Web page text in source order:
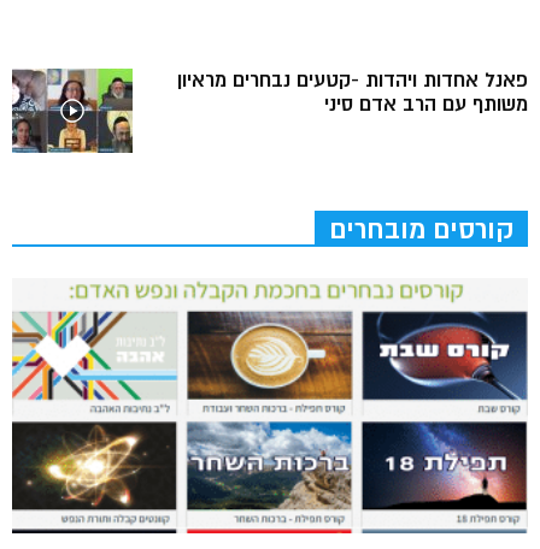
פאנל אחדות ויהדות -קטעים נבחרים מראיון
משותף עם הרב אדם סיני
קורסים מובחרים